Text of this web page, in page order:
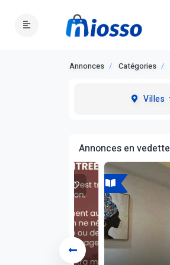
Annonces Catégories
Villes
Annonces en vedette
A louer